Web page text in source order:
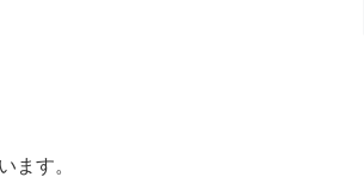
ます。